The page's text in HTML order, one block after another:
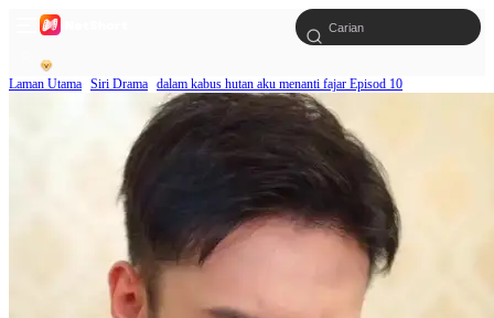
Laman Utama Siri Drama dalam kabus hutan aku menanti fajar Episod 10